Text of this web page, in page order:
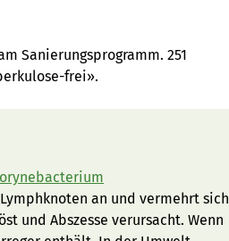
Sanierungsprogramm. 251
frei».
an und vermehrt sich
und Abszesse verursacht. Wenn